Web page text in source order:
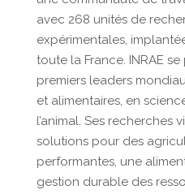
avec 268 unités de
expérimentales,
toute la France. INRAE
premiers leaders
et alimentaires, en
l’animal. Ses recherches
solutions pour des
performantes, une
gestion durable des